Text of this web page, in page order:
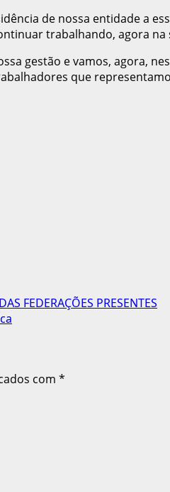
de nossa entidade a
trabalhando, agora na
gestão e vamos, agora,
que
FEDERAÇÕES PRESENTES
com *